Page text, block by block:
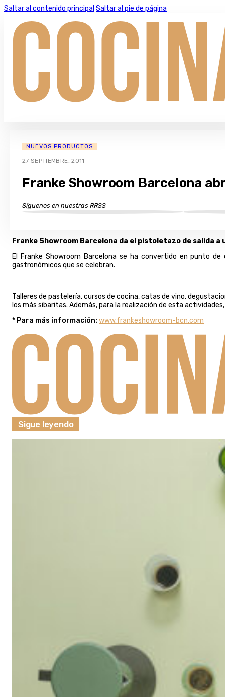
Saltar al contenido principal Saltar al pie de página
NUEVOS PRODUCTOS
27 SEPTIEMBRE, 2011
Franke Showroom Barcelona
Síguenos en nuestras RRSS
Franke Showroom Barcelona da el pistoletazo de salida
El Franke Showroom Barcelona se ha convertido en punto
gastronómicos que se celebran.
Talleres de pastelería, cursos de cocina, catas de vino,
los más sibaritas. Además, para la realización de esta
* Para más información: www.frankeshowroom-bcn.com
Sigue leyendo